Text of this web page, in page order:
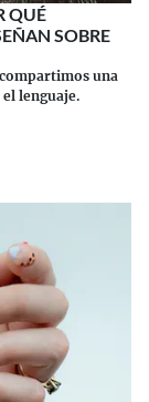
QUÉ
SOBRE
una
lenguaje.